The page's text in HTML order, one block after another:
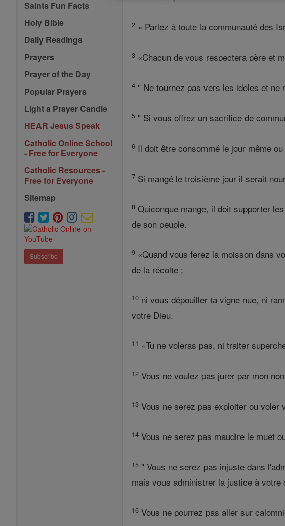
Saints Fun Facts
Holy Bible
Daily Readings
Prayers
Prayer of the Day
Popular Prayers
Light a Prayer Candle
HEAR Jesus Speak
Catholic Online School
- Free for Everyone
Catholic Resources -
Free for Everyone
Sitemap
Subscribe
2 « Parlez à toute la communauté des
3 «Chacun de vous respectera père et
4 " Ne tournez pas vers les idoles et
5 " Si vous offrez un sacrifice de
6 Il doit être consommé le jour même
7 Si mangé le troisième jour il serait
8 Quiconque mange, il doit supporter
de son peuple.
9 «Quand vous ferez la moisson dans
de la récolte ;
10 ni vous dépouiller ta vigne nue, ni
votre Dieu.
11 «Tu ne voleras pas, ni traiter
12 Vous ne voulez pas jurer par mon
13 Vous ne serez pas exploiter ou voler
14 Vous ne serez pas maudire le muet
15 " Vous ne serez pas injuste dans
mais vous administrer la justice à votre
16 Vous ne pourrez pas aller sur